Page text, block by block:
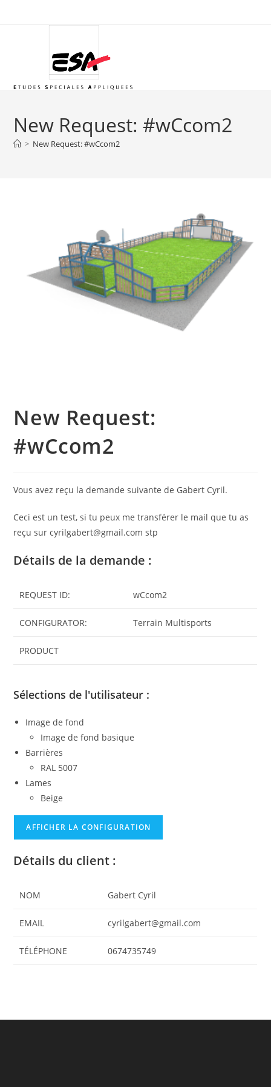
New Request: #wCcom2
> New Request: #wCcom2
New Request:
#wCcom2
Vous avez reçu la demande suivante de Gabert Cyril.
Ceci est un test, si tu peux me transférer le mail que tu as
reçu sur cyrilgabert@gmail.com stp
Détails de la demande :
REQUEST ID: wCcom2
CONFIGURATOR: Terrain Multisports
PRODUCT
Sélections de l'utilisateur :
Image de fond
Image de fond basique
Barrières
RAL 5007
Lames
Beige
AFFICHER LA CONFIGURATION
Détails du client :
NOM Gabert Cyril
EMAIL cyrilgabert@gmail.com
TÉLÉPHONE 0674735749